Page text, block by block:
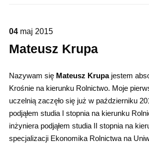
04 maj 2015
Mateusz Krupa
Nazywam się Mateusz Krupajestem
Krośnie na kierunku Rolnictwo. Moje
uczelnią zaczęło się już w październiku
podjąłem studia I stopnia na kierunku
inżyniera podjąłem studia II stopnia na
specjalizacji Ekonomika Rolnictwa na